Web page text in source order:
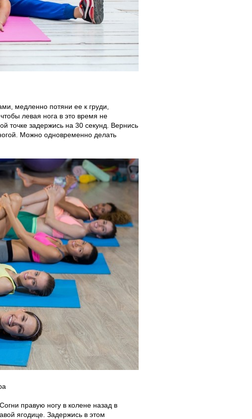
медленно потяни ее к груди,
левая нога в это время не
точке задержись на 30 секунд. Вернись
Можно одновременно делать
правую ногу в колене назад в
ягодице. Задержись в этом